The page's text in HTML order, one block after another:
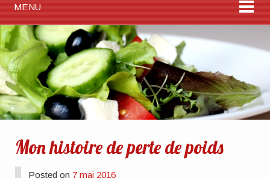
MENU
Mon histoire de perte de poids
Posted on 7 mai 2016